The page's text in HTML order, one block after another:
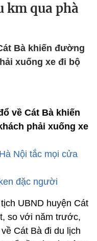
km qua phà
Bà khiến đường
xuống xe đi bộ
về Cát Bà khiến
phải xuống xe
Nội tắc mọi cửa
đặc người
UBND huyện Cát
so với năm trước,
Cát Bà đi du lịch